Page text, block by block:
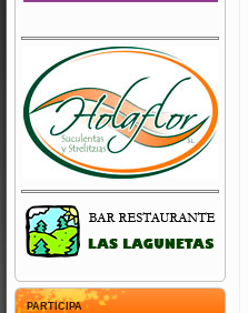
PARTICIPA